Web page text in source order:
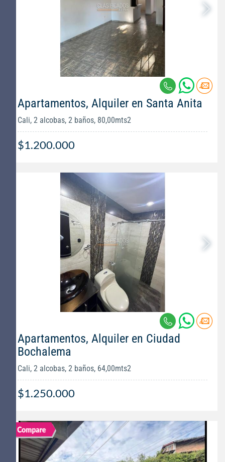
Apartamentos, Alquiler en Santa Anita
Cali, 2 alcobas, 2 baños, 80,00mts2
$1.200.000
Apartamentos, Alquiler en Ciudad
Bochalema
Cali, 2 alcobas, 2 baños, 64,00mts2
$1.250.000